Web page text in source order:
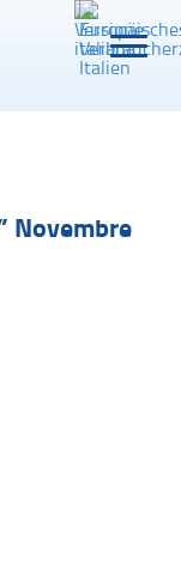
Novembre